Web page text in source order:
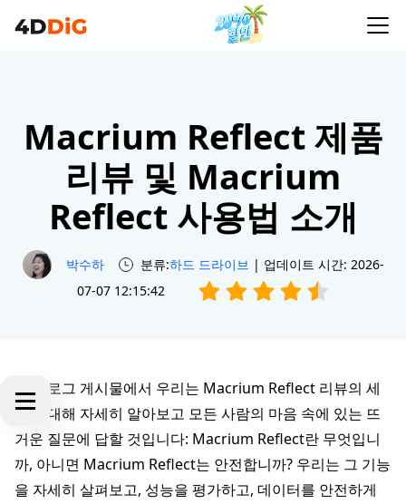
Macrium Reflect 제품
리뷰 및 Macrium
Reflect 사용법 소개
박수하 분류:하드 드라이브 | 업데이트 시간: 2026-
07-07 12:15:42
이 블로그 게시물에서 우리는 Macrium Reflect 리뷰의 세
계에 대해 자세히 알아보고 모든 사람의 마음 속에 있는 뜨
거운 질문에 답할 것입니다: Macrium Reflect란 무엇입니
까, 아니면 Macrium Reflect는 안전합니까? 우리는 그 기능
을 자세히 살펴보고, 성능을 평가하고, 데이터를 안전하게